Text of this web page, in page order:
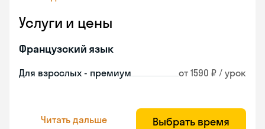
Услуги и цены
Французский язык
Для взрослых - премиум от 1590 ₽ / урок
Читать дальше Выбрать время